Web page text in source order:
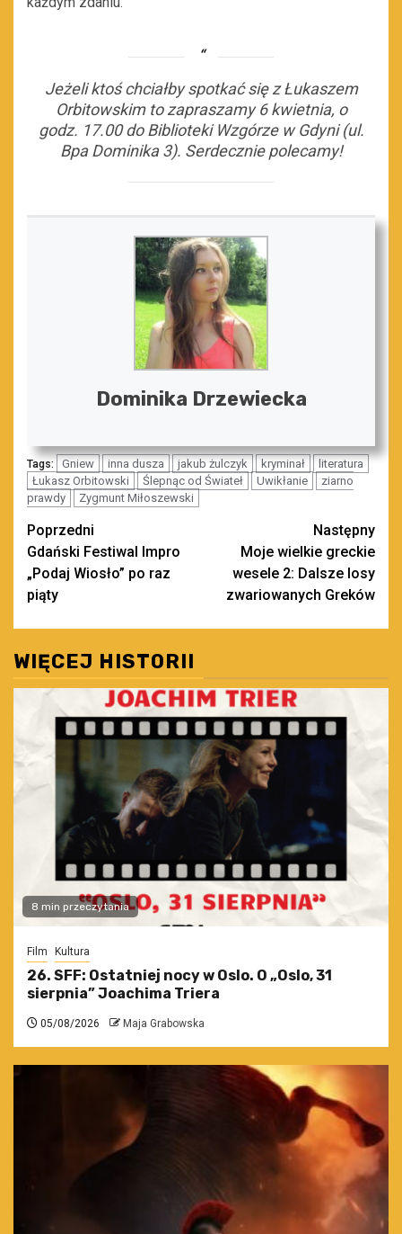
Jeżeli ktoś chciałby spotkać się z Łukaszem
Orbitowskim to zapraszamy 6 kwietnia, o
godz. 17.00 do Biblioteki Wzgórze w Gdyni (ul.
Bpa Dominika 3). Serdecznie polecamy!
Dominika Drzewiecka
Tags: Gniew inna dusza jakub żulczyk kryminał
literatura
Łukasz Orbitowski
Ślepnąc od Świateł Uwikłanie
ziarno
prawdy
Zygmunt Miłoszewski
Zobacz
wpisy
Poprzedni
Gdański Festiwal Impro
„Podaj Wiosło” po raz
piąty
Następny
Moje wielkie greckie
wesele 2: Dalsze losy
zwariowanych Greków
WIĘCEJ HISTORII
8 min przeczytania
Film Kultura
26. SFF: Ostatniej nocy w Oslo. O „Oslo, 31
sierpnia” Joachima Triera
05/08/2026 Maja Grabowska